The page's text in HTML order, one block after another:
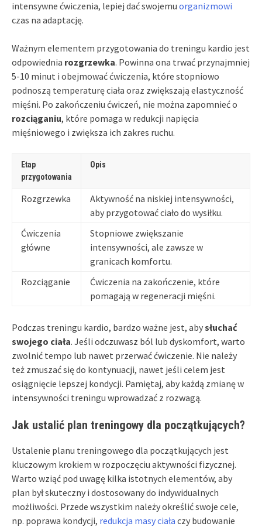
intensywne ćwiczenia, lepiej dać swojemu organizmowi
czas na adaptację.
Ważnym elementem przygotowania do treningu kardio jest
odpowiednia rozgrzewka. Powinna ona trwać przynajmniej
5-10 minut i obejmować ćwiczenia, które stopniowo
podnoszą temperaturę ciała oraz zwiększają elastyczność
mięśni. Po zakończeniu ćwiczeń, nie można zapomnieć o
rozciąganiu, które pomaga w redukcji napięcia
mięśniowego i zwiększa ich zakres ruchu.
Etap
przygotowania
Opis
Rozgrzewka
Aktywność na niskiej intensywności,
aby przygotować ciało do wysiłku.
Ćwiczenia
główne
Stopniowe zwiększanie
intensywności, ale zawsze w
granicach komfortu.
Rozciąganie
Ćwiczenia na zakończenie, które
pomagają w regeneracji mięśni.
Podczas treningu kardio, bardzo ważne jest, abysłuchać
swojego ciała. Jeśli odczuwasz ból lub dyskomfort, warto
zwolnić tempo lub nawet przerwać ćwiczenie. Nie należy
też zmuszać się do kontynuacji, nawet jeśli celem jest
osiągnięcie lepszej kondycji. Pamiętaj, aby każdą zmianę w
intensywności treningu wprowadzać z rozwagą.
Jak ustalić plan treningowy dla początkujących?
Ustalenie planu treningowego dla początkujących jest
kluczowym krokiem w rozpoczęciu aktywności fizycznej.
Warto wziąć pod uwagę kilka istotnych elementów, aby
plan był skuteczny i dostosowany do indywidualnych
możliwości. Przede wszystkim należy określić swoje cele,
np. poprawa kondycji, redukcja masy ciała czy budowanie